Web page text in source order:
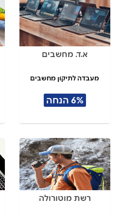
א.ד. מחשבים
מעבדה לתיקון מחשבים
6% הנחה
רשת מוטורולה